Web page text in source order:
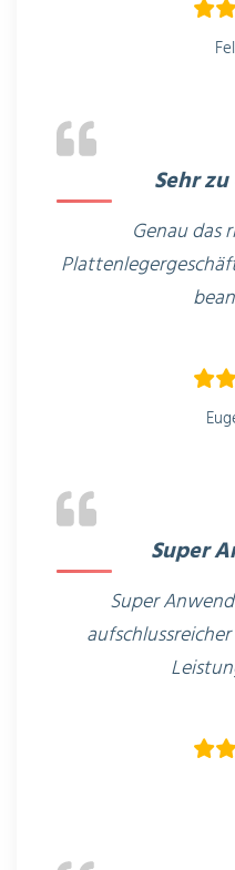
Sehr
Genau das
Super
Super